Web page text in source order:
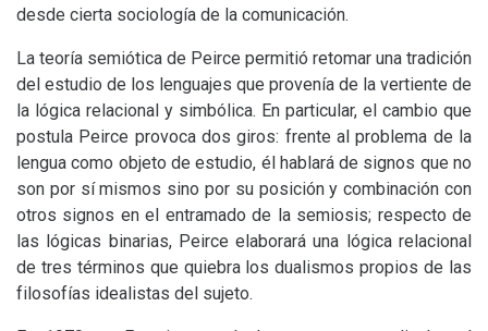
desde cierta sociología de la comunicación.
La teoría semiótica de Peirce permitió retomar una tradición
del estudio de los lenguajes que provenía de la vertiente de
la lógica relacional y simbólica. En particular, el cambio que
postula Peirce provoca dos giros: frente al problema de la
lengua como objeto de estudio, él hablará de signos que no
son por sí mismos sino por su posición y combinación con
otros signos en el entramado de la semiosis; respecto de
las lógicas binarias, Peirce elaborará una lógica relacional
de tres términos que quiebra los dualismos propios de las
filosofías idealistas del sujeto.